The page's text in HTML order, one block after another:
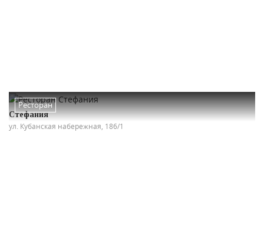
Ресторан
Стефания
ул. Кубанская набережная, 186/1